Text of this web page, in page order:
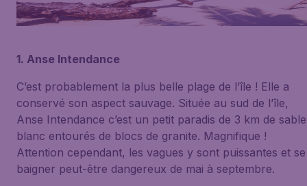
1. Anse Intendance
C’est probablement la plus belle plage de l’île ! Elle a
conservé son aspect sauvage. Située au sud de l’île,
Anse Intendance c’est un petit paradis de 3 km de sable
blanc entourés de blocs de granite. Magnifique !
Attention cependant, les vagues y sont puissantes et se
baigner peut-être dangereux de mai à septembre.